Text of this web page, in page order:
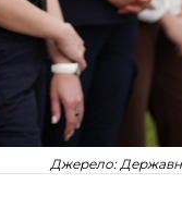
Джерело: